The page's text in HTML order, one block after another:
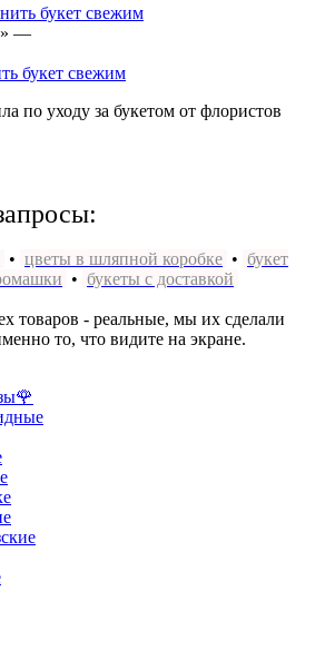
—
букет свежим
по уходу за букетом от флористов
• цветы в шляпной коробке • букет
• букеты с доставкой
товаров - реальные, мы их сделали
то, что видите на экране.